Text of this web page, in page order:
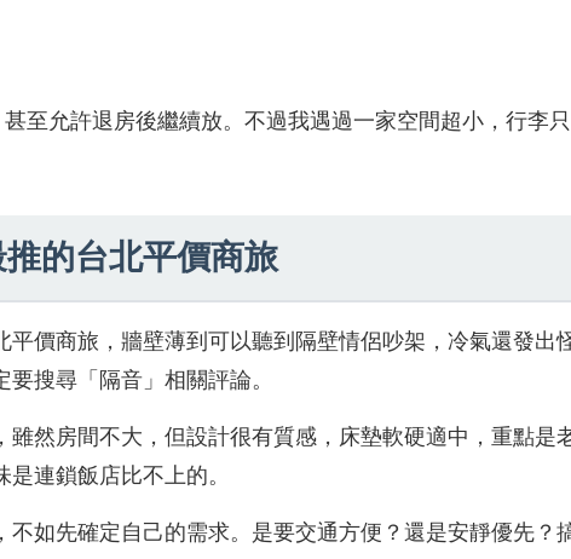
至允許退房後繼續放。不過我遇過一家空間超小，行李
的台北平價商旅
價商旅，牆壁薄到可以聽到隔壁情侶吵架，冷氣還發出
搜尋「隔音」相關評論。
然房間不大，但設計很有質感，床墊軟硬適中，重點是
連鎖飯店比不上的。
如先確定自己的需求。是要交通方便？還是安靜優先？